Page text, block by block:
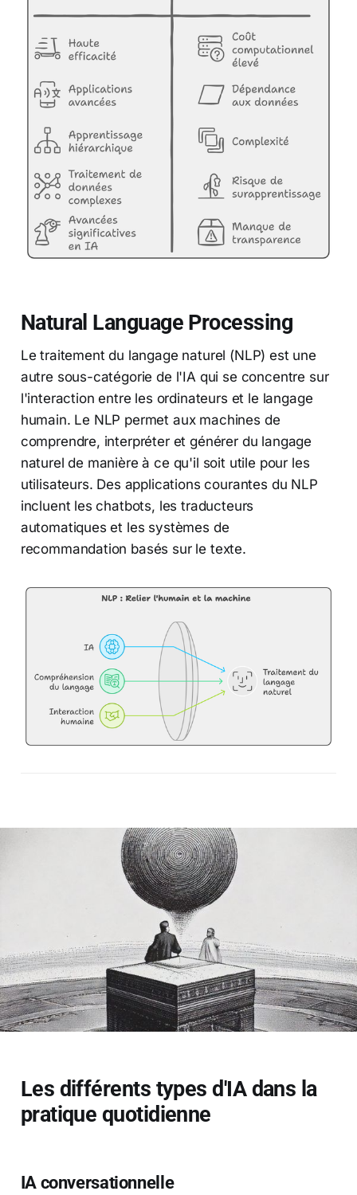
Natural Language Processing
Le traitement du langage naturel (NLP) est une
autre sous-catégorie de l'IA qui se concentre sur
l'interaction entre les ordinateurs et le langage
humain. Le NLP permet aux machines de
comprendre, interpréter et générer du langage
naturel de manière à ce qu'il soit utile pour les
utilisateurs. Des applications courantes du NLP
incluent les chatbots, les traducteurs
automatiques et les systèmes de
recommandation basés sur le texte.
Les différents types d'IA dans la
pratique quotidienne
IA conversationnelle